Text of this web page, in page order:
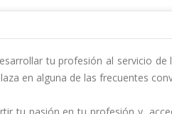
tu profesión al servicio
en alguna de las frecuentes
tu pasión en tu profesión y,